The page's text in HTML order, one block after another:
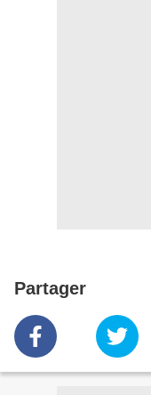
Partager